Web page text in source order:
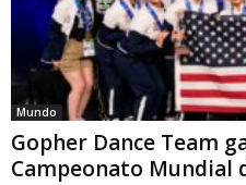
Mundo
Gopher Dance Team
Campeonato Mundial